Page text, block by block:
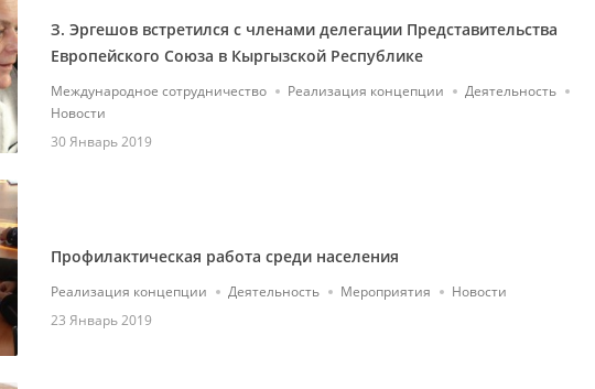
З. Эргешов встретился с членами делегации Представительства
Европейского Союза в Кыргызской Республике
Международное сотрудничество Реализация концепции
Деятельность
Новости
30 Январь 2019
Профилактическая работа среди населения
Реализация концепции Деятельность Мероприятия
Новости
23 Январь 2019